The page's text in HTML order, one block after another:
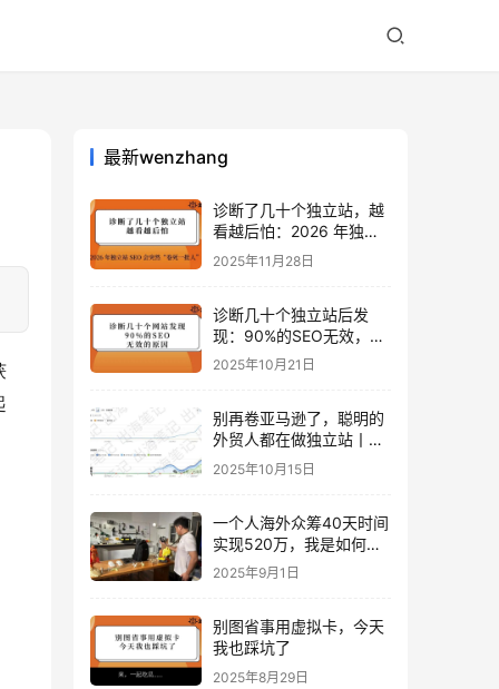
最新wenzhang
诊断了几十个独立站，越
看越后怕：2026 年独立
站 SEO 可能会突然“卷死
一批人”？
2025年11月28日
诊断几十个独立站后发
现：90%的SEO无效，是
因为忽略了这关键一步
2025年10月21日
别再卷亚马逊了，聪明的
外贸人都在做独立站丨出
海笔记
2025年10月15日
一个人海外众筹40天时间
实现520万，我是如何做
到的？丨出海笔记
2025年9月1日
别图省事用虚拟卡，今天
我也踩坑了
2025年8月29日